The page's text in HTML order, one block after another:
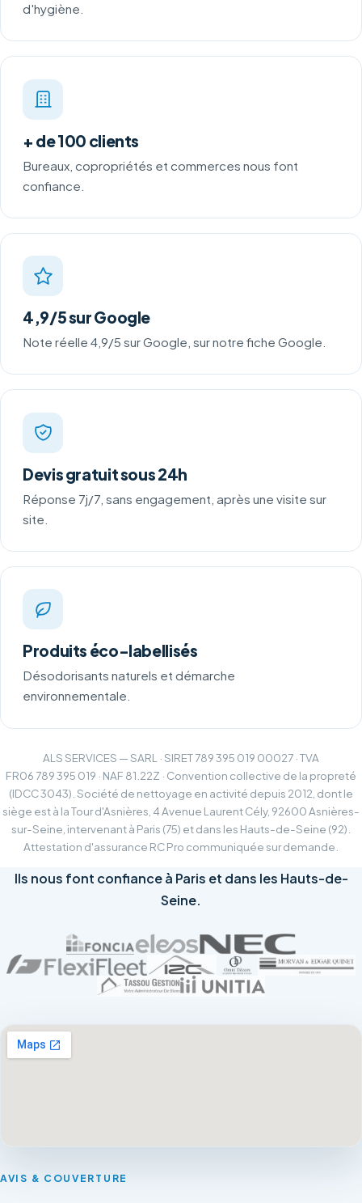
d'hygiène.
+ de 100 clients
Bureaux, copropriétés et commerces nous font
confiance.
4,9/5 sur Google
Note réelle 4,9/5 sur Google, sur notre fiche Google.
Devis gratuit sous 24h
Réponse 7j/7, sans engagement, après une visite sur
site.
Produits éco-labellisés
Désodorisants naturels et démarche
environnementale.
ALS SERVICES — SARL · SIRET 789 395 019 00027 · TVA
FR06 789 395 019 · NAF 81.22Z · Convention collective de la propreté
(IDCC 3043). Société de nettoyage en activité depuis 2012, dont le
siège est à la Tour d'Asnières, 4 Avenue Laurent Cély, 92600 Asnières-
sur-Seine, intervenant à Paris (75) et dans les Hauts-de-Seine (92).
Attestation d'assurance RC Pro communiquée sur demande.
Ils nous font confiance à Paris et dans les Hauts-de-
Seine.
AVIS & COUVERTURE